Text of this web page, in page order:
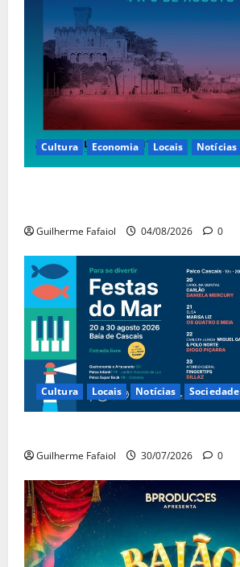
Cultura Economia Locais Notícias
Guilherme Fafaiol 04/08/2026 0
Cultura Locais Notícias Sociedade
Guilherme Fafaiol 30/07/2026 0